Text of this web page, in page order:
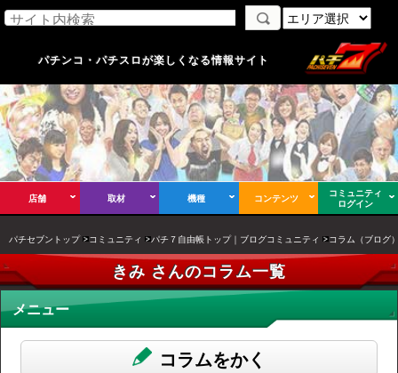
パチンコ・パチスロが楽しくなる情報サイト
店舗 取材 機種 コンテンツ
コミュニティ
ログイン
パチセブントップ コミュニティ パチ７自由帳トップ｜ブログコミュニティ コラム（ブログ
きみ さんのコラム一覧
メニュー
コラムをかく